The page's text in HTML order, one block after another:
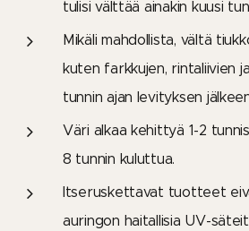
tulisi välttää ainakin kuusi
Mikäli mahdollista, vältä
kuten farkkujen, rintaliivien
tunnin ajan levityksen
Väri alkaa kehittyä 1-2
8 tunnin kuluttua.
Itseruskettavat tuotteet
auringon haitallisia UV-